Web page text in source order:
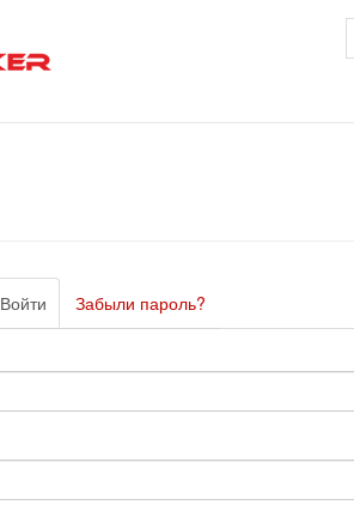
Войти (активная
вкладка)
Забыли пароль?